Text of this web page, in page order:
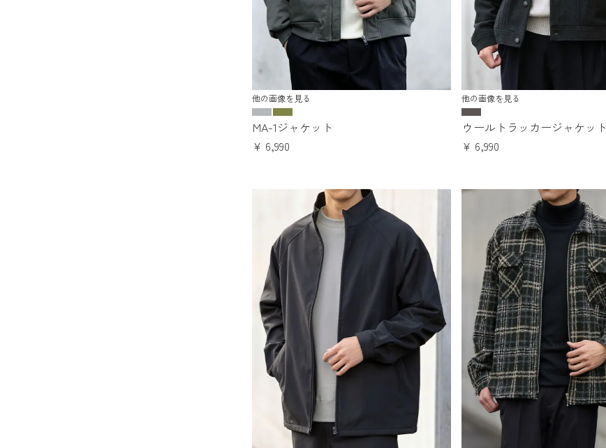
他の画像を見る
MA-1ジャケット
¥ 6,990
他の画像を見る
ウールトラッカージャケット
¥ 6,990